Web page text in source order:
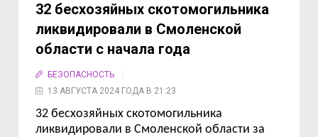
32 бесхозяйных скотомогильника
ликвидировали в Смоленской
области с начала года
БЕЗОПАСНОСТЬ
13 АВГУСТА 2024 ГОДА В 21:23
32 бесхозяйных скотомогильника
ликвидировали в Смоленской области за